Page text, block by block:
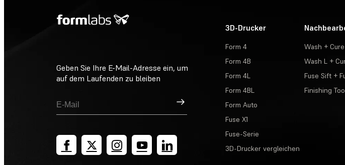
Geben Sie Ihre E-Mail-Adresse ein, um
auf dem Laufenden zu bleiben
Registrieren
3D-Drucker
Form 4
Form 4B
Form 4L
Form 4BL
Form Auto
Fuse X1
Fuse-Serie
3D-Drucker vergleichen
Wash + Cure
Wash L +
Fuse Sift +
Finishing